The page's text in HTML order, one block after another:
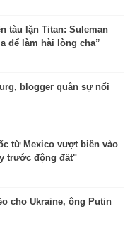
tàu lặn Titan: Suleman
để làm hài lòng cha”
blogger quân sự nổi
từ Mexico vượt biên vào
trước động đất"
cho Ukraine, ông Putin